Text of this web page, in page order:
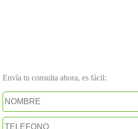
Envía tu consulta ahora, es fácil: